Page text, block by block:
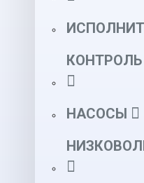
НАСОСЫ